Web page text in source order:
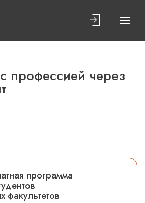
профессией через
программа
факультетов